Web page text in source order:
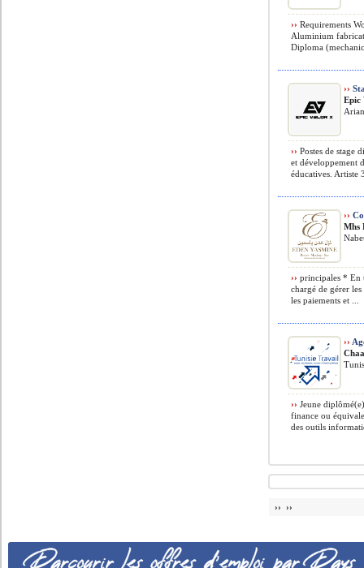
›› Requirements
Aluminium
Diploma
››
Epic
›› Postes de stage
et développement
éducatives. Artiste
››
Mhs
›› principales * En
chargé de gérer
les paiements et ...
››
›› Jeune
finance ou
des outils
›› ››